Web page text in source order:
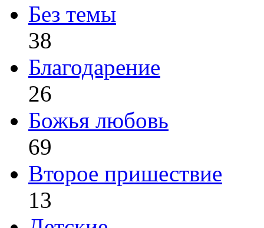
Без темы
38
Благодарение
26
Божья любовь
69
Второе пришествие
13